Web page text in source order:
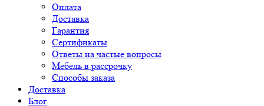
Оплата
Доставка
Гарантия
Сертификаты
Ответы на частые вопросы
Мебель в рассрочку
Способы заказа
Доставка
Блог